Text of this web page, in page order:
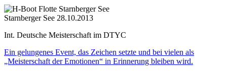
Starnberger See 28.10.2013
Int. Deutsche Meisterschaft im DTYC
Ein gelungenes Event, das Zeichen setzte und bei vielen als
„Meisterschaft der Emotionen“ in Erinnerung bleiben wird.